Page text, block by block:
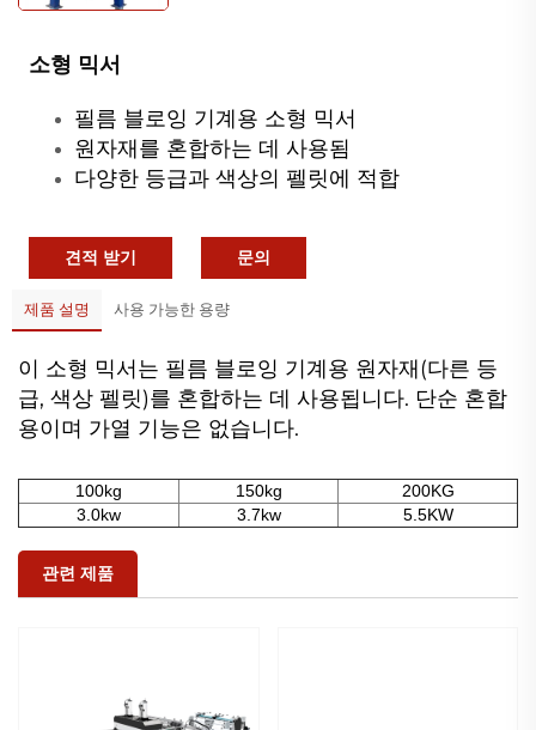
소형 믹서
필름 블로잉 기계용 소형 믹서
원자재를 혼합하는 데 사용됨
다양한 등급과 색상의 펠릿에 적합
견적 받기 문의
제품 설명 사용 가능한 용량
이 소형 믹서는 필름 블로잉 기계용 원자재(다른 등
급, 색상 펠릿)를 혼합하는 데 사용됩니다. 단순 혼합
용이며 가열 기능은 없습니다.
100kg 150kg
200KG
3.0kw
3.7kw 5.5KW
관련 제품